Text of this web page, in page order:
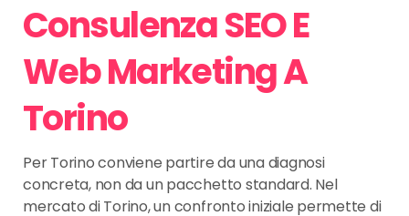
Consulenza SEO E
Web Marketing A
Torino
Per Torino conviene partire da una diagnosi
concreta, non da un pacchetto standard. Nel
mercato di Torino, un confronto iniziale permette di